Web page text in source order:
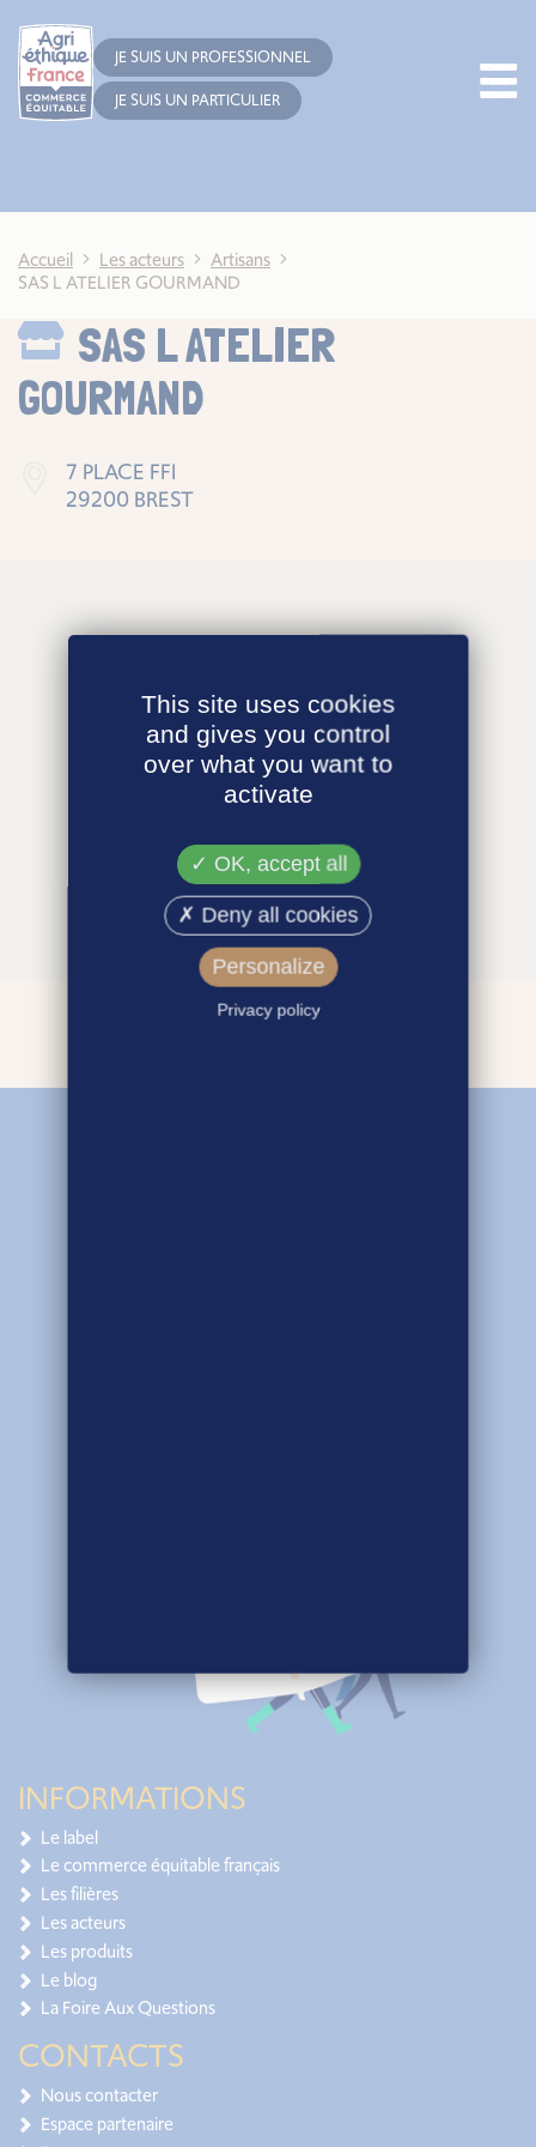
JE SUIS UN PROFESSIONNEL
JE SUIS UN PARTICULIER
Accueil Les acteurs
Artisans
SAS L ATELIER GOURMAND
SAS L ATELIER
GOURMAND
7 PLACE FFI
29200 BREST
INFORMATIONS
Le label
Le commerce équitable français
Les filières
Les acteurs
Les produits
Le blog
La Foire Aux Questions
CONTACTS
Nous contacter
Espace partenaire
This site uses cookies
and gives you control
over what you want to
activate
OK, accept all
Deny all cookies
Personalize
Privacy policy